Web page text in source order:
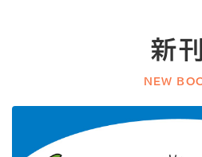
新刊
NEW